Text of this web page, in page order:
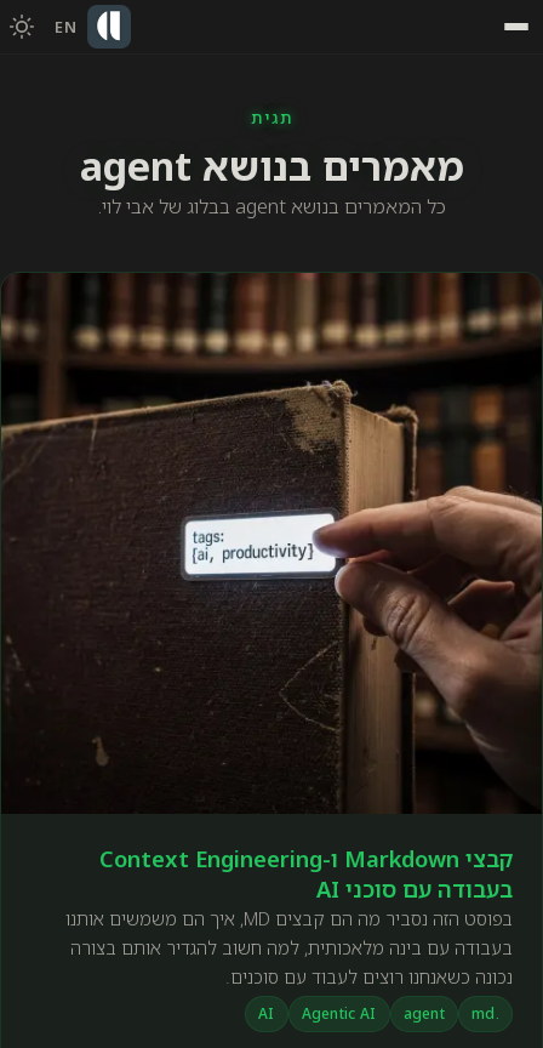
EN
תגית
מאמרים בנושא agent
כל המאמרים בנושא agent בבלוג של אבי לוי.
קבצי Markdown ו-Context Engineering
בעבודה עם סוכני AI
בפוסט הזה נסביר מה הם קבצים MD, איך הם משמשים אותנו
בעבודה עם בינה מלאכותית, למה חשוב להגדיר אותם בצורה
נכונה כשאנחנו רוצים לעבוד עם סוכנים.
.md
agent
Agentic AI
AI